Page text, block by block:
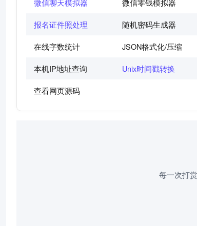
微信聊天模拟器
微信零钱模拟器
报名证件照处理 随机密码生成器
在线字数统计 JSON格式化/压缩
本机IP地址查询 Unix时间戳转换
查看网页源码
每一次打